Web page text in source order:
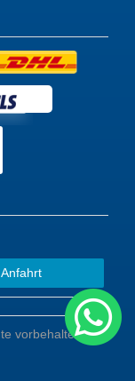
Anfahrt
vorbehalten.